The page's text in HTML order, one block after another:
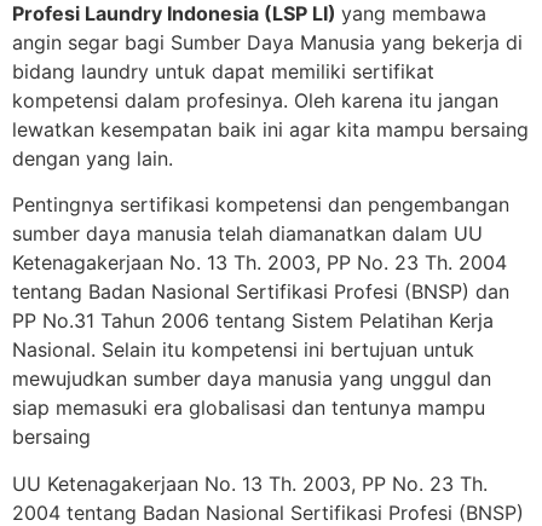
Profesi Laundry Indonesia (LSP LI) yang membawa
angin segar bagi Sumber Daya Manusia yang bekerja di
bidang laundry untuk dapat memiliki sertifikat
kompetensi dalam profesinya. Oleh karena itu jangan
lewatkan kesempatan baik ini agar kita mampu bersaing
dengan yang lain.
Pentingnya sertifikasi kompetensi dan pengembangan
sumber daya manusia telah diamanatkan dalam UU
Ketenagakerjaan No. 13 Th. 2003, PP No. 23 Th. 2004
tentang Badan Nasional Sertifikasi Profesi (BNSP) dan
PP No.31 Tahun 2006 tentang Sistem Pelatihan Kerja
Nasional. Selain itu kompetensi ini bertujuan untuk
mewujudkan sumber daya manusia yang unggul dan
siap memasuki era globalisasi dan tentunya mampu
bersaing
UU Ketenagakerjaan No. 13 Th. 2003, PP No. 23 Th.
2004 tentang Badan Nasional Sertifikasi Profesi (BNSP)